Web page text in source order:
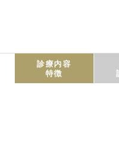
診療内容
特徴